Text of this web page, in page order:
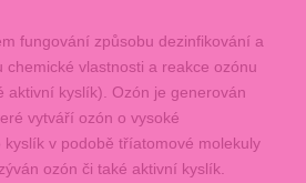
fungování způsobu dezinfikování a
chemické vlastnosti a reakce ozónu
aktivní kyslík). Ozón je generován
vytváří ozón o vysoké
v podobě tříatomové molekuly
ozón či také aktivní kyslík.